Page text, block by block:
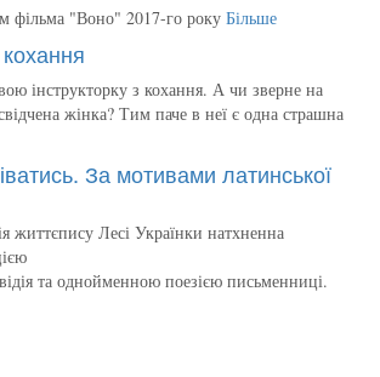
фільма "Воно" 2017-го року Більше
кохання
інструкторку з кохання. А чи зверне на
жінка? Тим паче в неї є одна страшна
За мотивами латинської
життєпису Лесі Українки натхненна
та однойменною поезією письменниці.